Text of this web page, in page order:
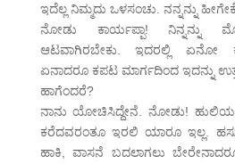
ಇದೆಲ್ಲ ನಿಮ್ಮದು ಒಳಸಂಚು. ನನ್ನನ್ನು
ನೋಡು ಕಾರ್ಯಪ್ಪಾ! ನಿನ್ನನ್ನು
ಆಟವಾಗಿರಬೇಕು. ಇದರಲ್ಲಿ ಏನೋ
ಏನಾದರೂ ಕಪಟ ಮಾರ್ಗದಿಂದ ಇದನ್ನು
ಹಾಗೆಂದರೆ?
ನಾನು ಯೋಚಿಸಿದ್ದೇನೆ. ನೋಡು! ಹುಲಿಯ
ಕರೆದವರಂತೂ ಇರಲಿ ಯಾರೂ ಇಲ್ಲ.
ಹಾಕಿ, ವಾಸನೆ ಬದಲಾಗಲು